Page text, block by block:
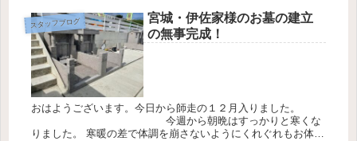
スタッフブログ
宮城・伊佐家様のお墓の建立
の無事完成！
おはようございます。今日から師走の１２月入りました。
今週から朝晩はすっかりと寒くな
りました。 寒暖の差で体調を崩さないようにくれぐれもお体を